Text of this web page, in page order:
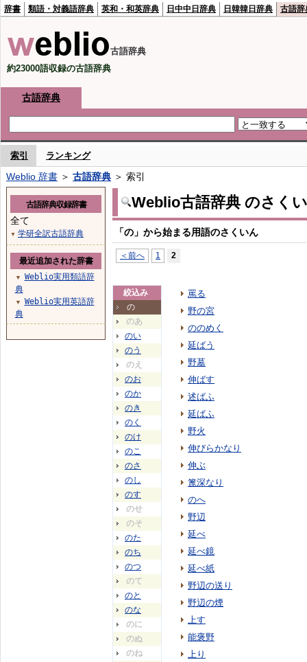
辞書 類語・対義語辞典 英和・和英辞典 日中中日辞典 日韓韓日辞典 古語辞
古語辞典
約23000語収録の古語辞典
古語辞典
索引 ランキング
Weblio 辞書 ＞ 古語辞典 ＞ 索引
Weblio古語辞典 のさく
「の」から始まる用語のさくいん
＜前へ 1 2
絞込み
の
のあ
のい
のう
のえ
のお
のか
のき
のく
のけ
のこ
のさ
のし
のす
のせ
のそ
のた
のち
のつ
のて
のと
のな
のに
のぬ
のね
罵る
野の宮
ののめく
延ばう
野墓
伸ばす
述ばふ
延ばふ
野火
伸びらかなり
伸ぶ
篦深なり
のへ
野辺
延べ
延べ鏡
延べ紙
野辺の送り
野辺の煙
上す
能褒野
上り
古語辞典収録辞書
全て
▼ 学研全訳古語辞典
最近追加された辞書
▼
Weblio実用類語辞
典
▼
Weblio実用英語辞
典